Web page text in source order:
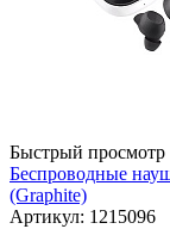
Быстрый просмотр
Беспроводные
(Graphite)
Артикул: 1215096